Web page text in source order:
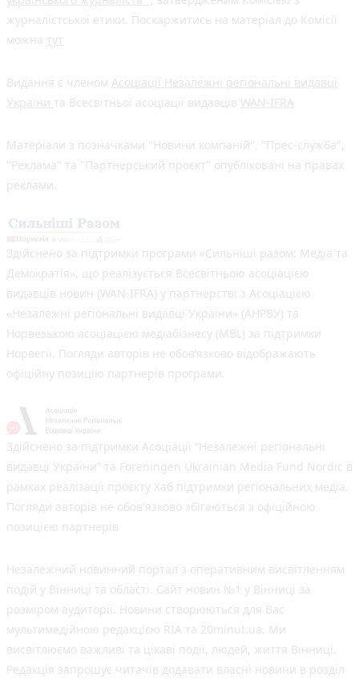
журналістської етики. Поскаржитись на матеріал до Комісії
можна тут
Видання є членом Асоціації Незалежні регіональні видавці
України та Всесвітньої асоціації видавців WAN-IFRA
Матеріали з позначками "Новини компаній", "Прес-служба",
"Реклама" та "Партнерський проєкт" опубліковані на правах
реклами.
Здійснено за підтримки програми «Сильніші разом: Медіа та
Демократія», що реалізується Всесвітньою асоціацією
видавців новин (WAN-IFRA) у партнерстві з Асоціацією
«Незалежні регіональні видавці України» (АНРВУ) та
Норвезькою асоціацією медіабізнесу (MBL) за підтримки
Норвегії. Погляди авторів не обов’язково відображають
офіційну позицію партнерів програми.
Здійснено за підтримки Асоціації “Незалежні регіональні
видавці України” та Foreningen Ukrainian Media Fund Nordic в
рамках реалізації проєкту Хаб підтримки регіональних медіа.
Погляди авторів не обов'язково збігаються з офіційною
позицією партнерів
Незалежний новинний портал з оперативним висвітленням
подій у Вінниці та області. Сайт новин №1 у Вінниці за
розміром аудиторії. Новини створюються для Вас
мультимедійною редакцією RIA та 20minut.ua. Ми
висвітлюємо важливі та цікаві події, людей, життя Вінниці.
Редакція запрошує читачів додавати власні новини в розділ